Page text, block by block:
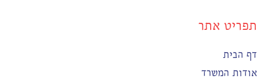
תפריט אתר
דף הבית
אודות המשרד